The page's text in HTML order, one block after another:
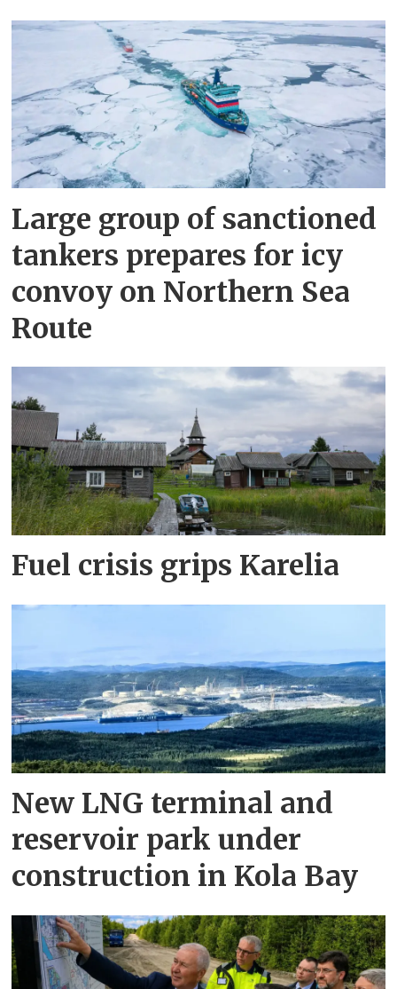
Large group of sanctioned
tankers prepares for icy
convoy on Northern Sea
Route
Fuel crisis grips Karelia
New LNG terminal and
reservoir park under
construction in Kola Bay